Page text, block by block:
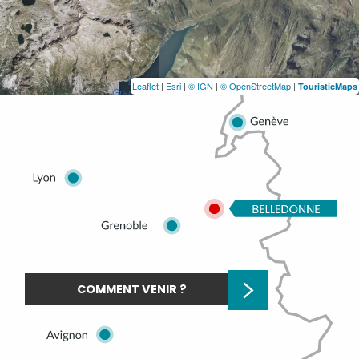
Leaflet | Esri | © IGN | © OpenStreetMap | TouristicMaps
COMMENT VENIR ?